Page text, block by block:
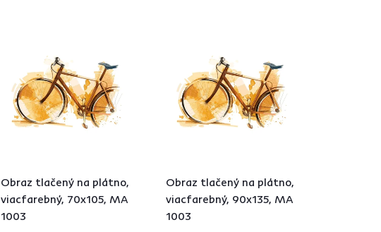
Obraz tlačený na plátno,
viacfarebný, 70x105, MA
1003
Obraz tlačený na plátno,
viacfarebný, 90x135, MA
1003